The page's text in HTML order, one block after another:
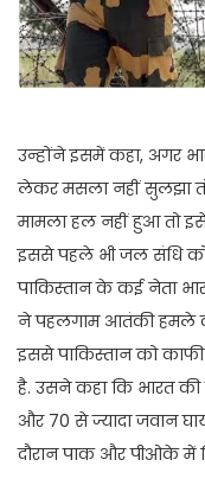
उन्होंने इसमें कहा, अगर
लेकर मसला नहीं सुलझा
मामला हल नहीं हुआ तो इसे
इससे पहले भी जल संधि
पाकिस्तान के कई नेता
ने पहलगाम आतंकी हमले
इससे पाकिस्तान को
है. उसने कहा कि भारत की
और 70 से ज्यादा जवान
दौरान पाक और पीओके में